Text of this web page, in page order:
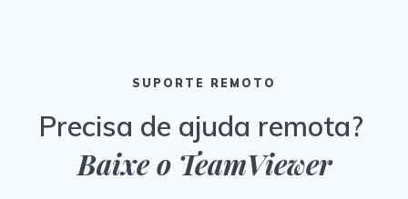
SUPORTE REMOTO
Precisa de ajuda remota?
Baixe o TeamViewer